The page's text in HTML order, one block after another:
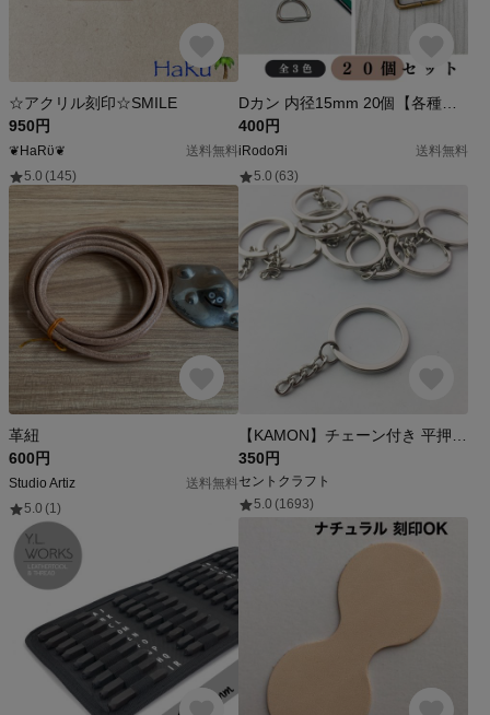
☆アクリル刻印☆SMILE
950円
❦HaRϋ❦
送料無料
5.0 (145)
400円
iRodoЯi
送料無料
5.0 (63)
革紐
600円
Studio Artiz
送料無料
5.0 (1)
350円
セントクラフト
5.0 (1693)